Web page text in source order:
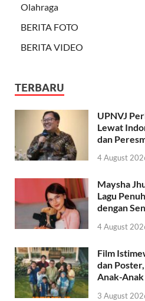
Olahraga
BERITA FOTO
BERITA VIDEO
TERBARU
UPNVJ
Lewat
dan
4 August
Maysha
Lagu
dengan
4 August
Film
dan
Anak-
3 August